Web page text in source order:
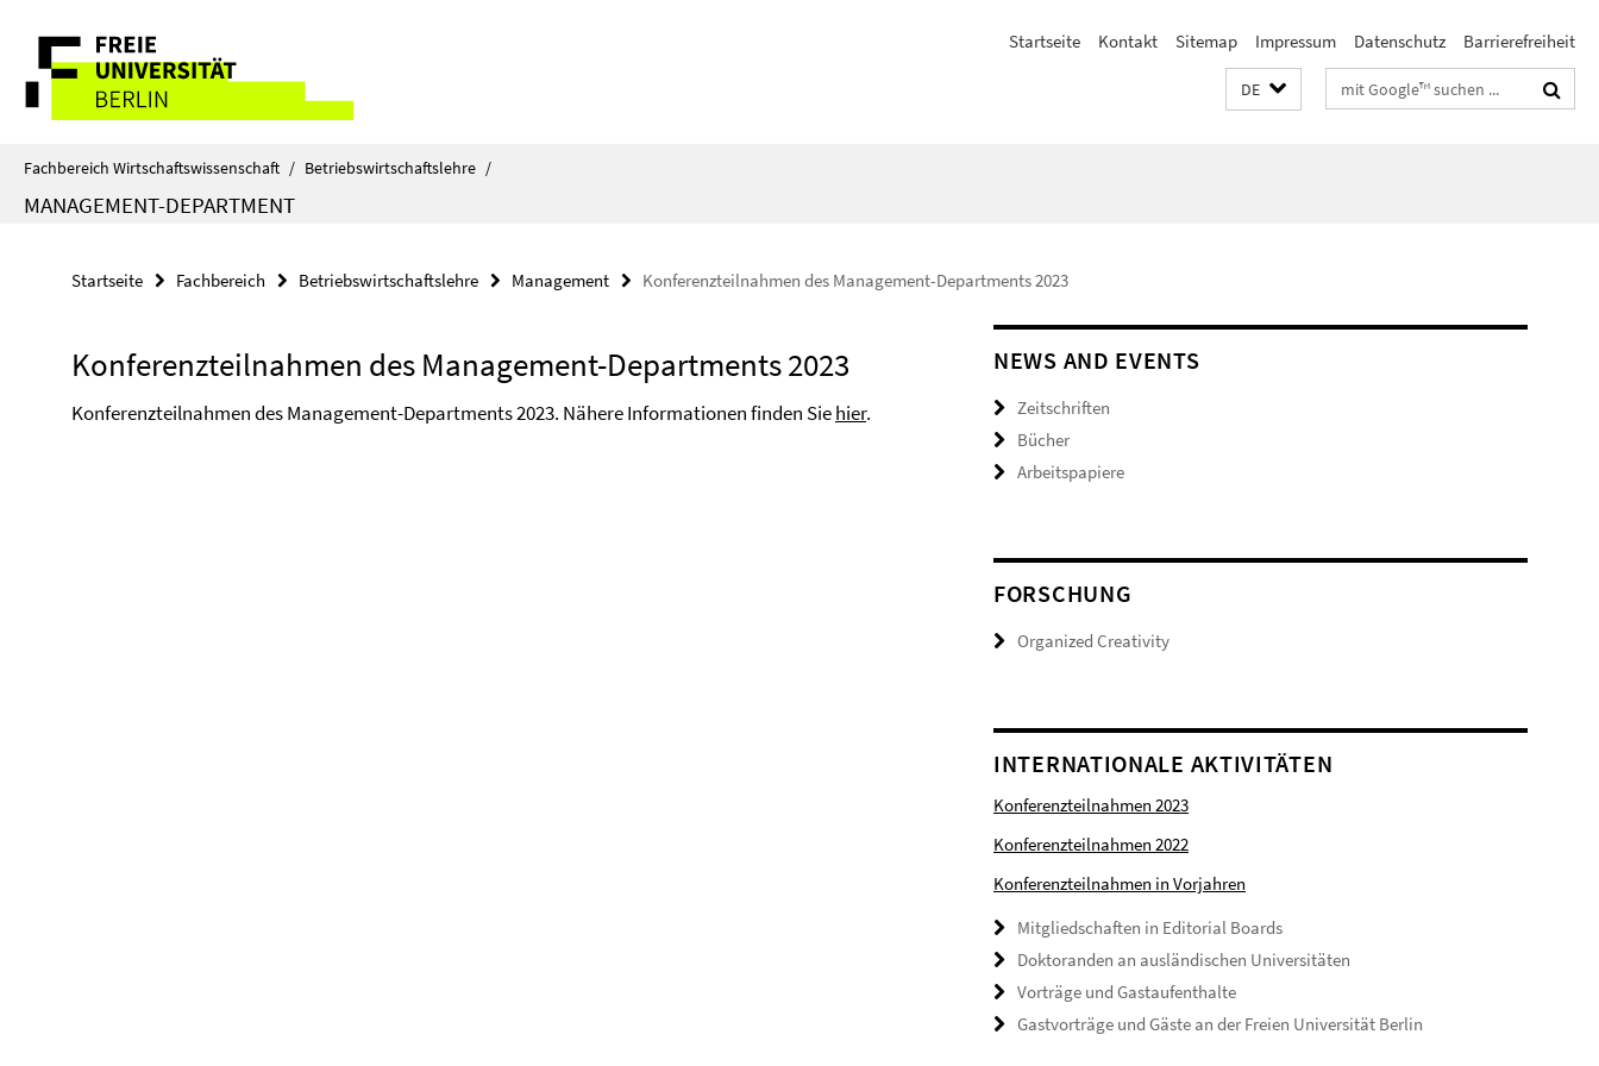
direkt
Inhalt
Service-
Navigation
Startseite Kontakt Sitemap Impressum Datenschutz Barrierefreiheit
DE Suchbegriffe
Fachbereich Wirtschaftswissenschaft / Betriebswirtschaftslehre /
MANAGEMENT-DEPARTMENT
Startseite Fachbereich Betriebswirtschaftslehre Management Konferenzteilnahmen des Management-Departments 2023
Konferenzteilnahmen des Management-Departments 2023
Konferenzteilnahmen des Management-Departments 2023. Nähere Informationen finden Siehier.
NEWS AND EVENTS
Zeitschriften
Bücher
Arbeitspapiere
FORSCHUNG
Organized Creativity
INTERNATIONALE AKTIVITÄTEN
Konferenzteilnahmen 2023
Konferenzteilnahmen 2022
Konferenzteilnahmen in Vorjahren
Mitgliedschaften in Editorial Boards
Doktoranden an ausländischen Universitäten
Vorträge und Gastaufenthalte
Gastvorträge und Gäste an der Freien Universität Berlin